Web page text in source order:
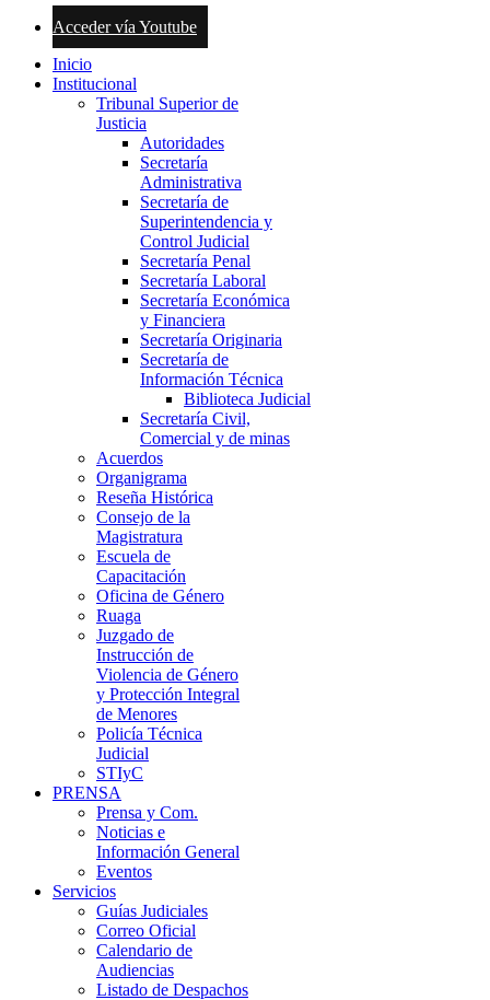
Acceder vía Youtube
Inicio
Institucional
Tribunal Superior de
Justicia
Autoridades
Secretaría
Administrativa
Secretaría de
Superintendencia y
Control Judicial
Secretaría Penal
Secretaría Laboral
Secretaría Económica
y Financiera
Secretaría Originaria
Secretaría de
Información Técnica
Biblioteca Judicial
Secretaría Civil,
Comercial y de minas
Acuerdos
Organigrama
Reseña Histórica
Consejo de la
Magistratura
Escuela de
Capacitación
Oficina de Género
Ruaga
Juzgado de
Instrucción de
Violencia de Género
y Protección Integral
de Menores
Policía Técnica
Judicial
STIyC
PRENSA
Prensa y Com.
Noticias e
Información General
Eventos
Servicios
Guías Judiciales
Correo Oficial
Calendario de
Audiencias
Listado de Despachos